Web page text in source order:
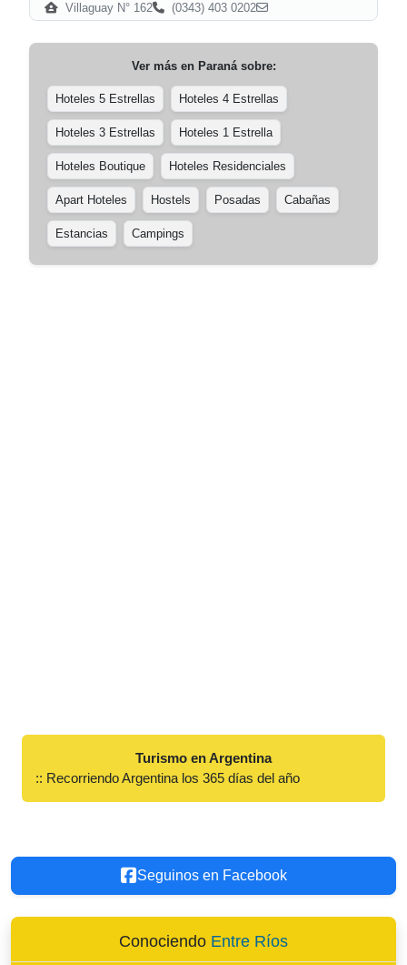
Villaguay N° 162
(0343) 403 0202
Ver más en Paranásobre:
Hoteles 5 Estrellas Hoteles 4 Estrellas
Hoteles 3 Estrellas Hoteles 1 Estrella
Hoteles Boutique Hoteles Residenciales
Apart Hoteles Hostels Posadas Cabañas
Estancias Campings
Turismo en Argentina
:: Recorriendo Argentina los 365 días del año
Seguinos en Facebook
Conociendo Entre Ríos